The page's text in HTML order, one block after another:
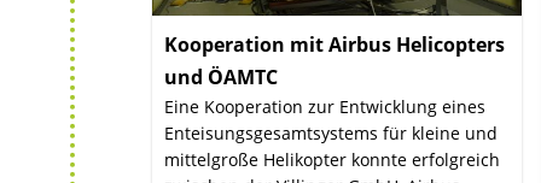
Kooperation mit Airbus Helicopters
und ÖAMTC
Eine Kooperation zur Entwicklung eines
Enteisungsgesamtsystems für kleine und
mittelgroße Helikopter konnte erfolgreich